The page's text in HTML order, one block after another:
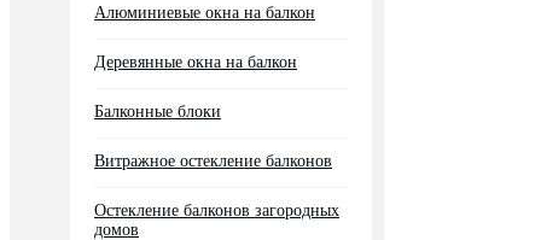
Алюминиевые окна на балкон
Деревянные окна на балкон
Балконные блоки
Витражное остекление балконов
Остекление балконов загородных
домов